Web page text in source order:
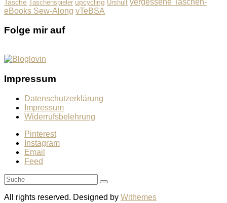
Tasche Taschenspieler upcycling Urshult
eBooks Sew-Along vTeBSA
Folge mir auf
Impressum
Datenschutzerklärung
Impressum
Widerrufsbelehrung
Pinterest
Instagram
Email
Feed
All rights reserved. Designed by Withemes